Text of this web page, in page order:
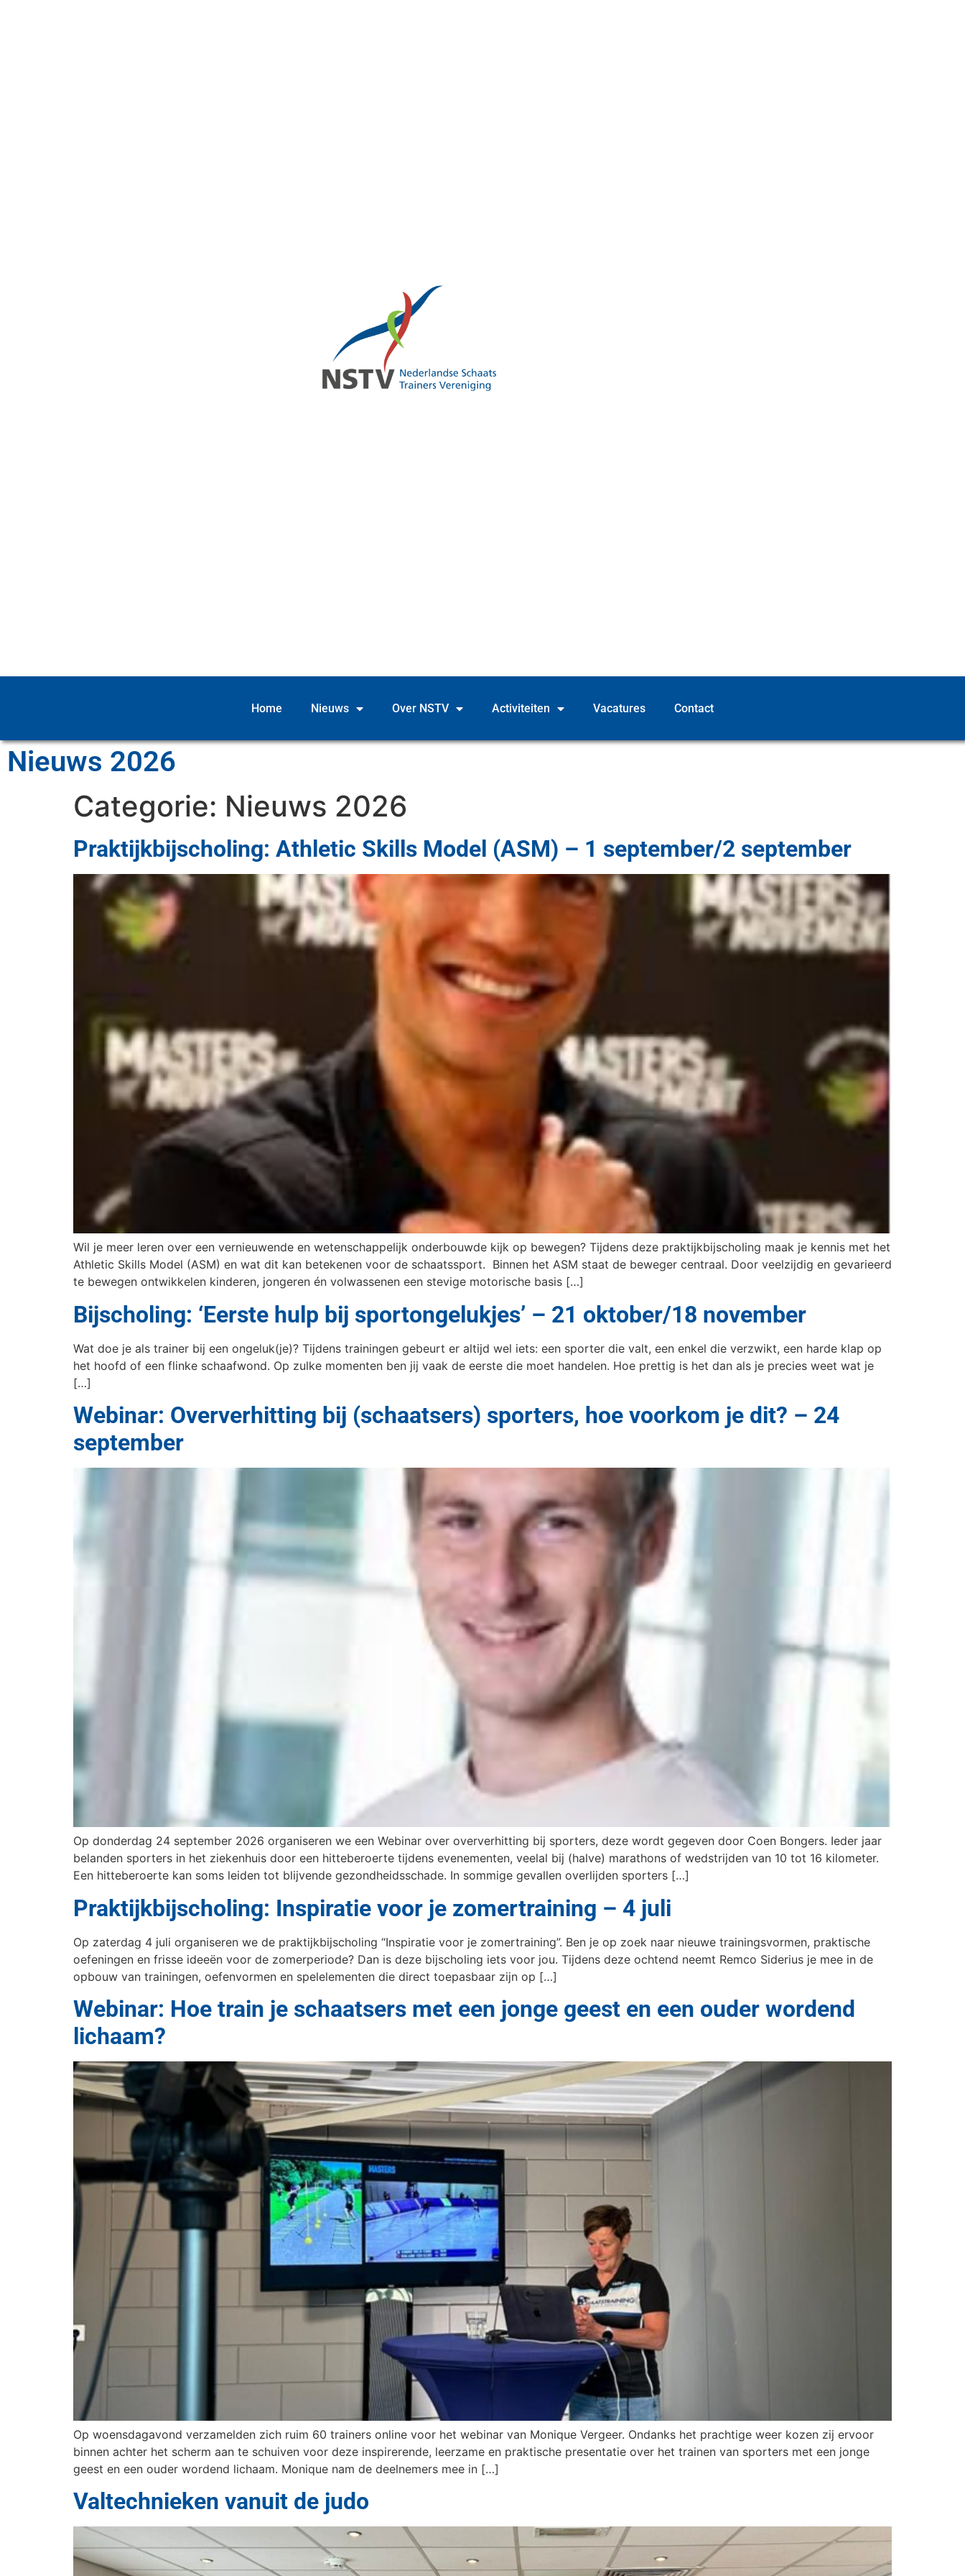
Home Nieuws Over NSTV Activiteiten Vacatures Contact
Nieuws 2026
Categorie: Nieuws 2026
Praktijkbijscholing: Athletic Skills Model (ASM) – 1 september/2 september
Wil je meer leren over een vernieuwende en wetenschappelijk onderbouwde kijk op bewegen? Tijdens deze praktijkbijscholing maak je kennis met het
Athletic Skills Model (ASM) en wat dit kan betekenen voor de schaatssport. Binnen het ASM staat de beweger centraal. Door veelzijdig en gevarieerd
te bewegen ontwikkelen kinderen, jongeren én volwassenen een stevige motorische basis […]
Bijscholing: ‘Eerste hulp bij sportongelukjes’ – 21 oktober/18 november
Wat doe je als trainer bij een ongeluk(je)? Tijdens trainingen gebeurt er altijd wel iets: een sporter die valt, een enkel die verzwikt, een harde klap op
het hoofd of een flinke schaafwond. Op zulke momenten ben jij vaak de eerste die moet handelen. Hoe prettig is het dan als je precies weet wat je
[…]
Webinar: Oververhitting bij (schaatsers) sporters, hoe voorkom je dit? – 24
september
Op donderdag 24 september 2026 organiseren we een Webinar over oververhitting bij sporters, deze wordt gegeven door Coen Bongers. Ieder jaar
belanden sporters in het ziekenhuis door een hitteberoerte tijdens evenementen, veelal bij (halve) marathons of wedstrijden van 10 tot 16 kilometer.
Een hitteberoerte kan soms leiden tot blijvende gezondheidsschade. In sommige gevallen overlijden sporters […]
Praktijkbijscholing: Inspiratie voor je zomertraining – 4 juli
Op zaterdag 4 juli organiseren we de praktijkbijscholing “Inspiratie voor je zomertraining”. Ben je op zoek naar nieuwe trainingsvormen, praktische
oefeningen en frisse ideeën voor de zomerperiode? Dan is deze bijscholing iets voor jou. Tijdens deze ochtend neemt Remco Siderius je mee in de
opbouw van trainingen, oefenvormen en spelelementen die direct toepasbaar zijn op […]
Webinar: Hoe train je schaatsers met een jonge geest en een ouder wordend
lichaam?
Op woensdagavond verzamelden zich ruim 60 trainers online voor het webinar van Monique Vergeer. Ondanks het prachtige weer kozen zij ervoor
binnen achter het scherm aan te schuiven voor deze inspirerende, leerzame en praktische presentatie over het trainen van sporters met een jonge
geest en een ouder wordend lichaam. Monique nam de deelnemers mee in […]
Valtechnieken vanuit de judo